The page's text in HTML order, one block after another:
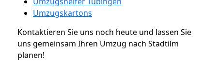
Umzugskartons
Kontaktieren Sie uns noch heute und lassen Sie
uns gemeinsam Ihren Umzug nach Stadtilm
planen!